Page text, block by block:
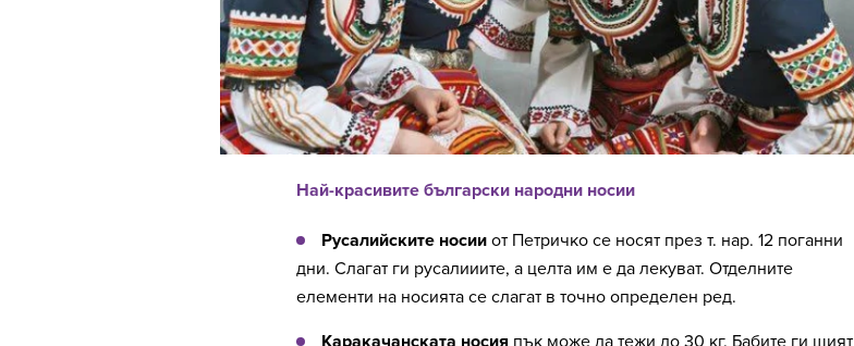
Най-красивите български народни носии
Русалийските носии от Петричко се носят през т. нар. 12 поганни
дни. Слагат ги русалииите, а целта им е да лекуват. Отделните
елементи на носията се слагат в точно определен ред.
Каракачанската носия пък може да тежи до 30 кг. Бабите ги шият